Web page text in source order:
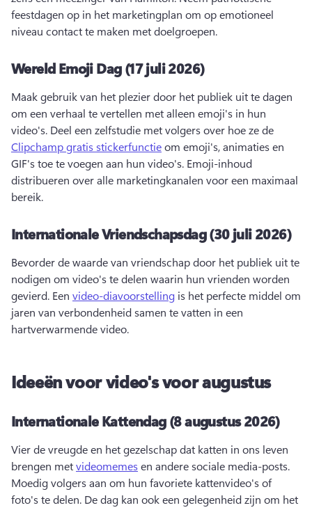
feestdagen op in het marketingplan om op emotioneel
niveau contact te maken met doelgroepen.
Wereld Emoji Dag (17 juli 2026)
Maak gebruik van het plezier door het publiek uit te dagen
om een verhaal te vertellen met alleen emoji's in hun
video's. Deel een zelfstudie met volgers over hoe ze de
Clipchamp gratis stickerfunctie om emoji's, animaties en
GIF's toe te voegen aan hun video's. Emoji-inhoud
distribueren over alle marketingkanalen voor een maximaal
bereik.
Internationale Vriendschapsdag (30 juli 2026)
Bevorder de waarde van vriendschap door het publiek uit te
nodigen om video's te delen waarin hun vrienden worden
gevierd. Een video-diavoorstelling is het perfecte middel om
jaren van verbondenheid samen te vatten in een
hartverwarmende video.
Ideeën voor video's voor augustus
Internationale Kattendag (8 augustus 2026)
Vier de vreugde en het gezelschap dat katten in ons leven
brengen met videomemes
Moedig volgers aan om hun favoriete kattenvideo's of
foto's te delen. De dag kan ook een gelegenheid zijn om het